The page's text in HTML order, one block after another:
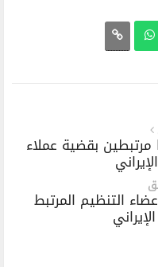
على 15 شخصًا مرتبطين بقضية عملاء
التنظيم المرتبط